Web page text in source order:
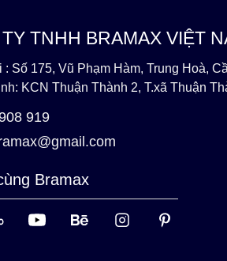
TNHH BRAMAX VIỆT
: Số 175, Vũ Phạm Hàm, Trung Hoà,
KCN Thuận Thành 2, T.xã Thuận
919
Bramax